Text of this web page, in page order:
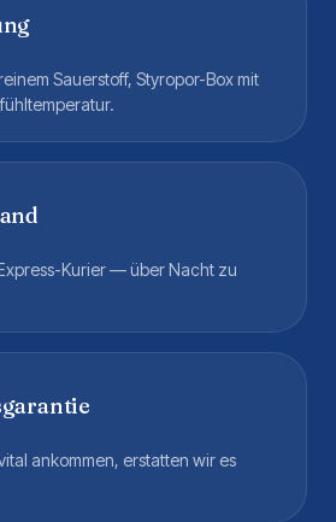
Sauerstoff, Styropor-Box mit
Kurier — über Nacht zu
ankommen, erstatten wir es